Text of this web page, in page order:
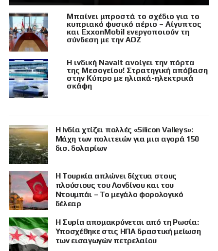
Μπαίνει μπροστά το σχέδιο για το
κυπριακό φυσικό αέριο – Αίγυπτος
και ExxonMobil ενεργοποιούν τη
σύνδεση με την ΑΟΖ
Η ινδική Navalt ανοίγει την πόρτα
της Μεσογείου! Στρατηγική απόβαση
στην Κύπρο με ηλιακά-ηλεκτρικά
σκάφη
Η Ινδία χτίζει πολλές «Silicon Valleys»:
Μάχη των πολιτειών για μια αγορά 150
δισ. δολαρίων
Η Τουρκία απλώνει δίχτυα στους
πλούσιους του Λονδίνου και του
Ντουμπάι – Το μεγάλο φορολογικό
δέλεαρ
Η Συρία απομακρύνεται από τη Ρωσία:
Υποσχέθηκε στις ΗΠΑ δραστική μείωση
των εισαγωγών πετρελαίου